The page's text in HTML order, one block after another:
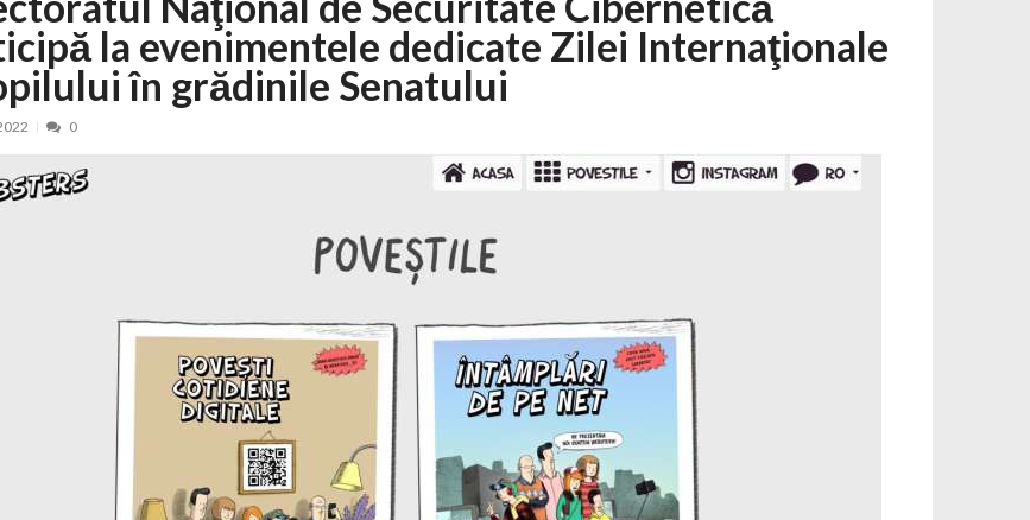
5.000 de noi locuri în creșe... 15/07/2026
noi la Zlatna prin Programul... 15/07/2026
publică pentru proiectul de lege care... 15/07/2026
național pentru protejar...
din luna august
04/08/2026
la evenimentele dedicate Zilei Internaţionale
în grădinile Senatului
0